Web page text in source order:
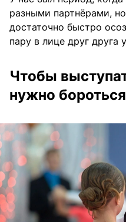
разными партнёрами,
достаточно быстро
пару в лице друг друга
Чтобы
нужно